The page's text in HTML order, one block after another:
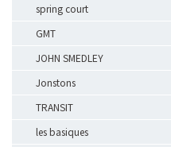
spring court
GMT
JOHN SMEDLEY
Jonstons
TRANSIT
les basiques